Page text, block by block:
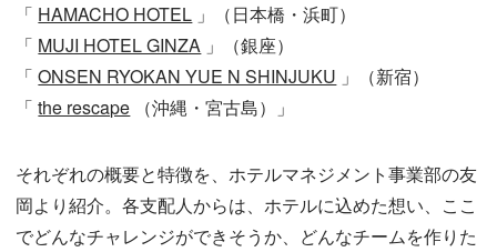
「 HAMACHO HOTEL 」（日本橋・浜町）
「 MUJI HOTEL GINZA 」（銀座）
「 ONSEN RYOKAN YUE N SHINJUKU 」（新宿）
「 the rescape （沖縄・宮古島）」
それぞれの概要と特徴を、ホテルマネジメント事業部の友
岡より紹介。各支配人からは、ホテルに込めた想い、ここ
でどんなチャレンジができそうか、どんなチームを作りた